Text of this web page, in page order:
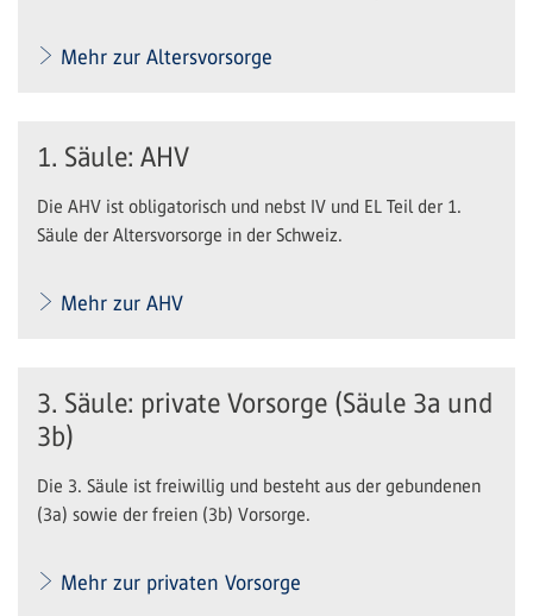
Mehr zur Altersvorsorge
1. Säule: AHV
Die AHV ist obligatorisch und nebst IV und EL Teil der 1.
Säule der Altersvorsorge in der Schweiz.
Mehr zur AHV
3. Säule: private Vorsorge (Säule 3a und
3b)
Die 3. Säule ist freiwillig und besteht aus der gebundenen
(3a) sowie der freien (3b) Vorsorge.
Mehr zur privaten Vorsorge